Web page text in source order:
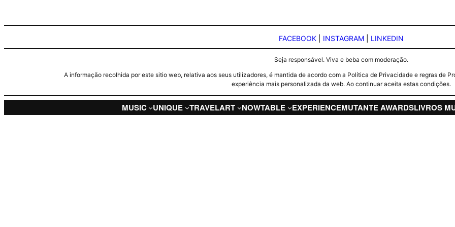
FACEBOOK INSTAGRAM LINKEDIN
Seja responsável. Viva e beba com moderação.
A informação recolhida por este sitio web, relativa aos seus utilizadores, é mantida de acordo com a Política de Privacidade e regras de
experiência mais personalizada da web. Ao continuar aceita estas condições.
MUSIC UNIQUE TRAVELART NOWTABLE EXPERIENCEMUTANTE AWARDSLIVROS